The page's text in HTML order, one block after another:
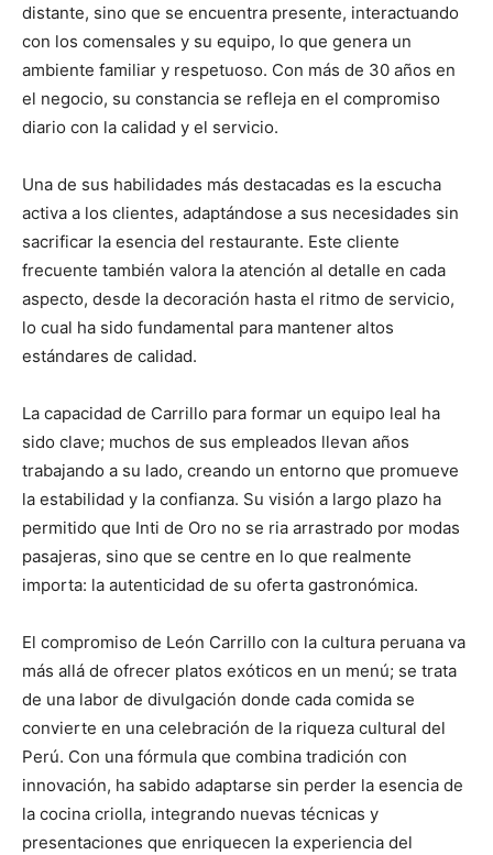
distante, sino que se encuentra presente, interactuando
con los comensales y su equipo, lo que genera un
ambiente familiar y respetuoso. Con más de 30 años en
el negocio, su constancia se refleja en el compromiso
diario con la calidad y el servicio.
Una de sus habilidades más destacadas es la escucha
activa a los clientes, adaptándose a sus necesidades sin
sacrificar la esencia del restaurante. Este cliente
frecuente también valora la atención al detalle en cada
aspecto, desde la decoración hasta el ritmo de servicio,
lo cual ha sido fundamental para mantener altos
estándares de calidad.
La capacidad de Carrillo para formar un equipo leal ha
sido clave; muchos de sus empleados llevan años
trabajando a su lado, creando un entorno que promueve
la estabilidad y la confianza. Su visión a largo plazo ha
permitido que Inti de Oro no se ria arrastrado por modas
pasajeras, sino que se centre en lo que realmente
importa: la autenticidad de su oferta gastronómica.
El compromiso de León Carrillo con la cultura peruana va
más allá de ofrecer platos exóticos en un menú; se trata
de una labor de divulgación donde cada comida se
convierte en una celebración de la riqueza cultural del
Perú. Con una fórmula que combina tradición con
innovación, ha sabido adaptarse sin perder la esencia de
la cocina criolla, integrando nuevas técnicas y
presentaciones que enriquecen la experiencia del